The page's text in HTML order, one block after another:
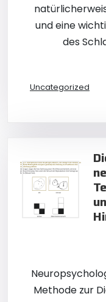
und eine
des
Uncategorized
Methode zur